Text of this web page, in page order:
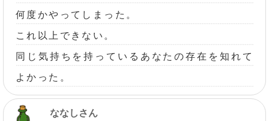
何度かやってしまった。
これ以上できない。
同じ気持ちを持っているあなたの存在を知れて
よかった。
ななしさん